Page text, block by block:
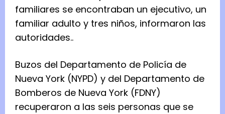
familiares se encontraban un ejecutivo, un
familiar adulto y tres niños, informaron las
autoridades..
Buzos del Departamento de Policía de
Nueva York (NYPD) y del Departamento de
Bomberos de Nueva York (FDNY)
recuperaron a las seis personas que se